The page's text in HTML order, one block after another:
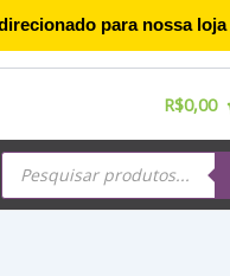
R$0,00
Pesquisar
produtos
para nossa loja